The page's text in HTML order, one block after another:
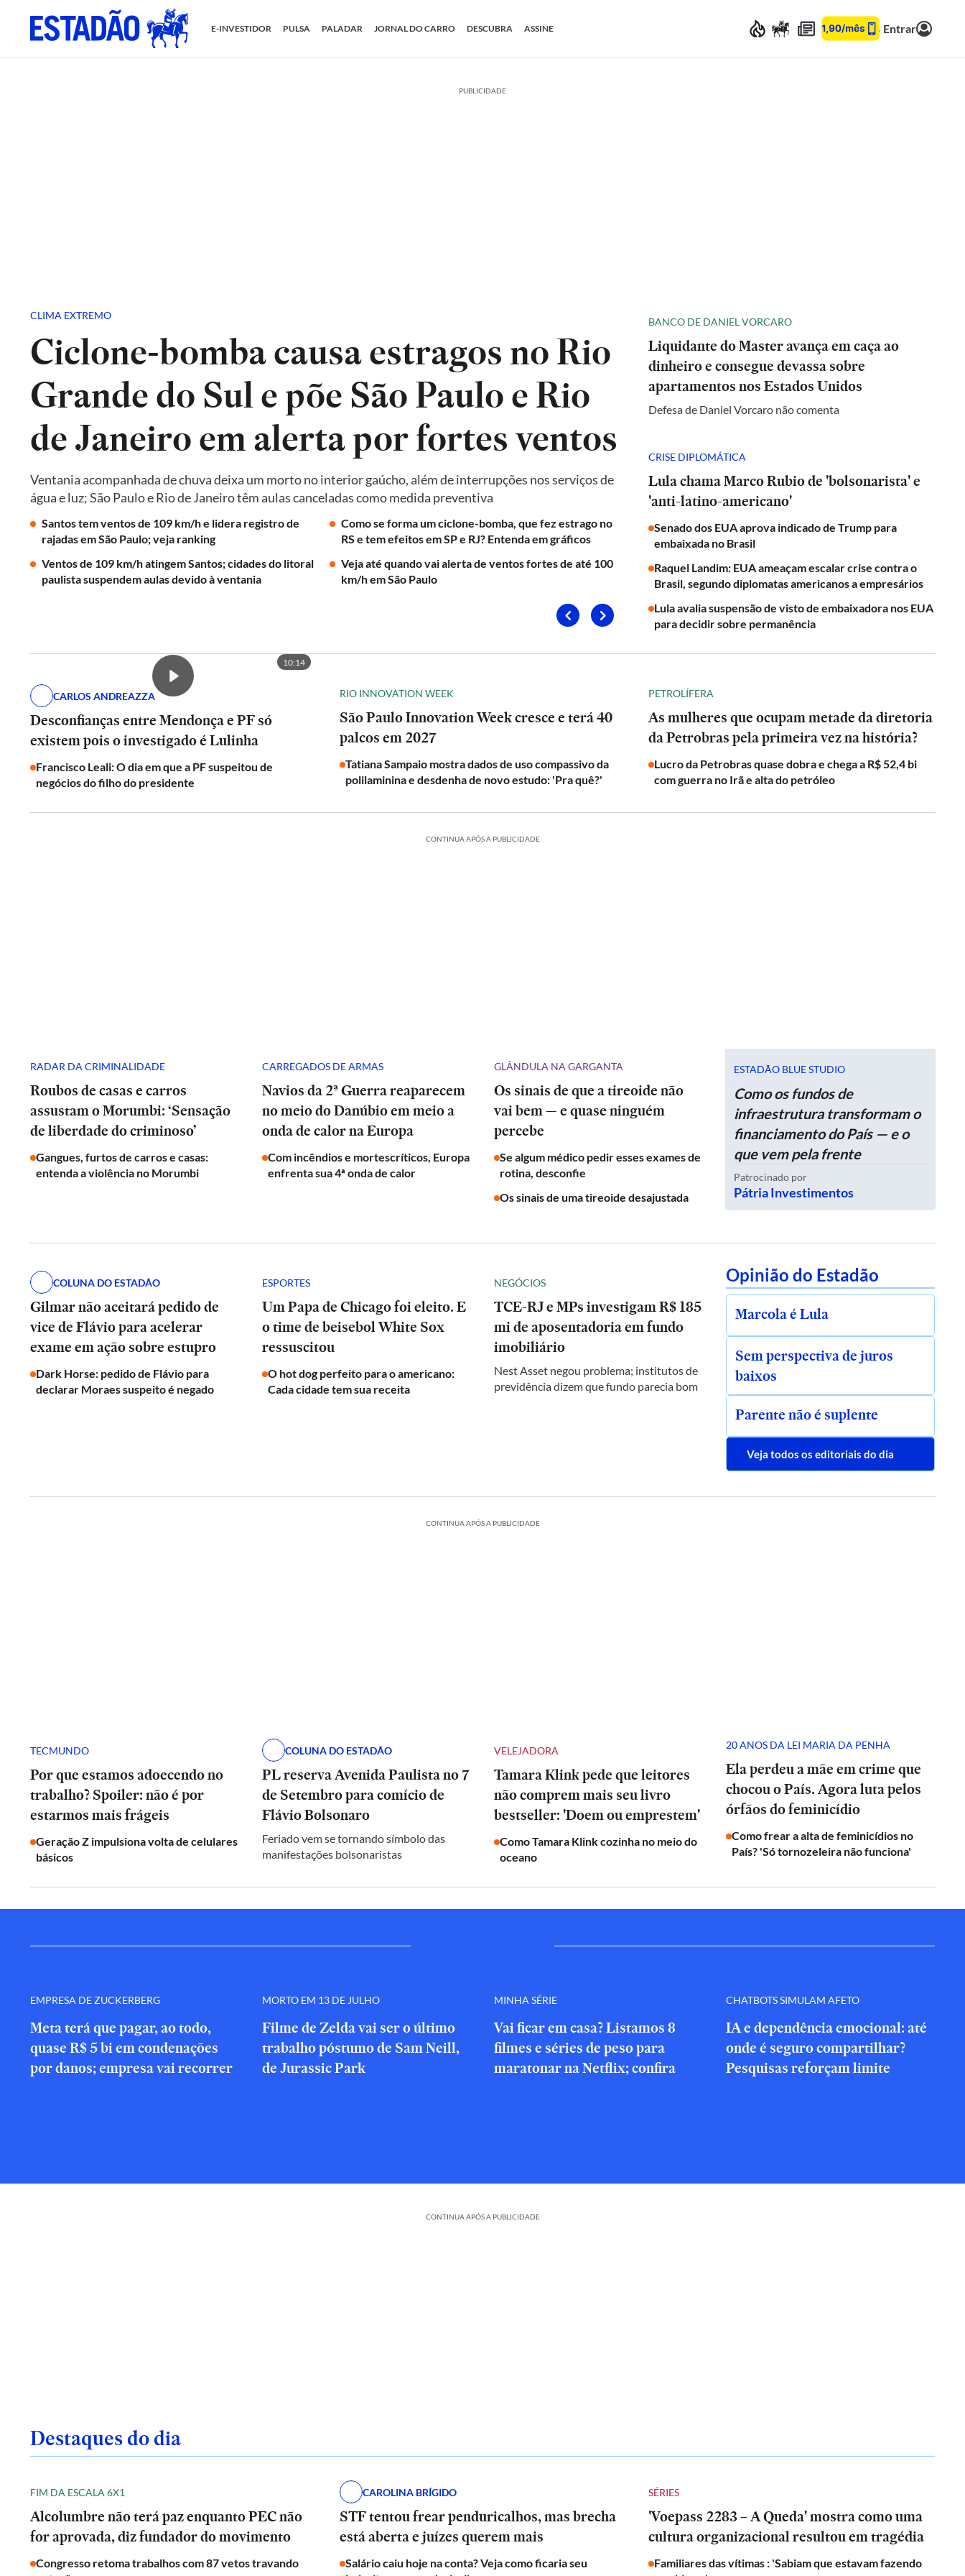
E-INVESTIDOR PULSA PALADAR JORNAL DO CARRO DESCUBRA ASSINE Entrar
PUBLICIDADE
CLIMA EXTREMO
Ciclone-bomba causa estragos no Rio
Grande do Sul e põe São Paulo e Rio
de Janeiro em alerta por fortes ventos
Ventania acompanhada de chuva deixa um morto no interior gaúcho, além de interrupções nos serviços de
água e luz; São Paulo e Rio de Janeiro têm aulas canceladas como medida preventiva
Santos tem ventos de 109 km/h e lidera registro de
rajadas em São Paulo; veja ranking
Como se forma um ciclone-bomba, que fez estrago no
RS e tem efeitos em SP e RJ? Entenda em gráficos
Ventos de 109 km/h atingem Santos; cidades do litoral
paulista suspendem aulas devido à ventania
Veja até quando vai alerta de ventos fortes de até 100
km/h em São Paulo
BANCO DE DANIEL VORCARO
Liquidante do Master avança em caça ao
dinheiro e consegue devassa sobre
apartamentos nos Estados Unidos
Defesa de Daniel Vorcaro não comenta
CRISE DIPLOMÁTICA
Lula chama Marco Rubio de 'bolsonarista' e
'anti-latino-americano'
Senado dos EUA aprova indicado de Trump para
embaixada no Brasil
Raquel Landim: EUA ameaçam escalar crise contra o
Brasil, segundo diplomatas americanos a empresários
Lula avalia suspensão de visto de embaixadora nos EUA
para decidir sobre permanência
10:14
CARLOS ANDREAZZA
Desconfianças entre Mendonça e PF só
existem pois o investigado é Lulinha
Francisco Leali: O dia em que a PF suspeitou de
negócios do filho do presidente
RIO INNOVATION WEEK
São Paulo Innovation Week cresce e terá 40
palcos em 2027
Tatiana Sampaio mostra dados de uso compassivo da
polilaminina e desdenha de novo estudo: 'Pra quê?'
PETROLÍFERA
As mulheres que ocupam metade da diretoria
da Petrobras pela primeira vez na história?
Lucro da Petrobras quase dobra e chega a R$ 52,4 bi
com guerra no Irã e alta do petróleo
CONTINUA APÓS A PUBLICIDADE
RADAR DA CRIMINALIDADE
Roubos de casas e carros
assustam o Morumbi: ‘Sensação
de liberdade do criminoso’
Gangues, furtos de carros e casas:
entenda a violência no Morumbi
CARREGADOS DE ARMAS
Navios da 2ª Guerra reaparecem
no meio do Danúbio em meio a
onda de calor na Europa
Com incêndios e mortescríticos, Europa
enfrenta sua 4ª onda de calor
GLÂNDULA NA GARGANTA
Os sinais de que a tireoide não
vai bem — e quase ninguém
percebe
Se algum médico pedir esses exames de
rotina, desconfie
Os sinais de uma tireoide desajustada
ESTADÃO BLUE STUDIO
Como os fundos de
infraestrutura transformam o
financiamento do País — e o
que vem pela frente
Patrocinado por
Pátria Investimentos
COLUNA DO ESTADÃO
Gilmar não aceitará pedido de
vice de Flávio para acelerar
exame em ação sobre estupro
Dark Horse: pedido de Flávio para
declarar Moraes suspeito é negado
ESPORTES
Um Papa de Chicago foi eleito. E
o time de beisebol White Sox
ressuscitou
O hot dog perfeito para o americano:
Cada cidade tem sua receita
NEGÓCIOS
TCE-RJ e MPs investigam R$ 185
mi de aposentadoria em fundo
imobiliário
Nest Asset negou problema; institutos de
previdência dizem que fundo parecia bom
Opinião do Estadão
Marcola é Lula
Sem perspectiva de juros
baixos
Parente não é suplente
Veja todos os editoriais do dia
CONTINUA APÓS A PUBLICIDADE
TECMUNDO
Por que estamos adoecendo no
trabalho? Spoiler: não é por
estarmos mais frágeis
Geração Z impulsiona volta de celulares
básicos
COLUNA DO ESTADÃO
PL reserva Avenida Paulista no 7
de Setembro para comício de
Flávio Bolsonaro
Feriado vem se tornando símbolo das
manifestações bolsonaristas
VELEJADORA
Tamara Klink pede que leitores
não comprem mais seu livro
bestseller: 'Doem ou emprestem'
Como Tamara Klink cozinha no meio do
oceano
20 ANOS DA LEI MARIA DA PENHA
Ela perdeu a mãe em crime que
chocou o País. Agora luta pelos
órfãos do feminicídio
Como frear a alta de feminicídios no
País? 'Só tornozeleira não funciona'
EMPRESA DE ZUCKERBERG
Meta terá que pagar, ao todo,
quase R$ 5 bi em condenações
por danos; empresa vai recorrer
MORTO EM 13 DE JULHO
Filme de Zelda vai ser o último
trabalho póstumo de Sam Neill,
de Jurassic Park
MINHA SÉRIE
Vai ficar em casa? Listamos 8
filmes e séries de peso para
maratonar na Netflix; confira
CHATBOTS SIMULAM AFETO
IA e dependência emocional: até
onde é seguro compartilhar?
Pesquisas reforçam limite
CONTINUA APÓS A PUBLICIDADE
Destaques do dia
FIM DA ESCALA 6X1
Alcolumbre não terá paz enquanto PEC não
for aprovada, diz fundador do movimento
Congresso retoma trabalhos com 87 vetos travando
CAROLINA BRÍGIDO
STF tentou frear penduricalhos, mas brecha
está aberta e juízes querem mais
Salário caiu hoje na conta? Veja como ficaria seu
SÉRIES
'Voepass 2283 – A Queda' mostra como uma
cultura organizacional resultou em tragédia
Familiares das vítimas : 'Sabiam que estavam fazendo